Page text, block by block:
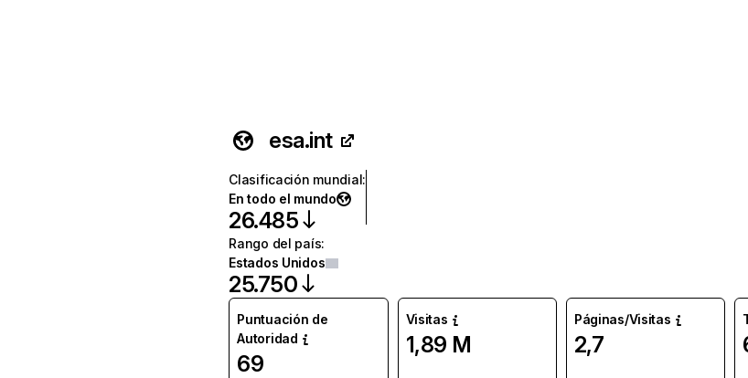
esa.int
Clasificación mundial:
En todo el mundo
26.485
Rango del país:
Estados Unidos
25.750
Puntuación de
Autoridad
69
Visitas
1,89 M
Páginas/Visitas
2,7